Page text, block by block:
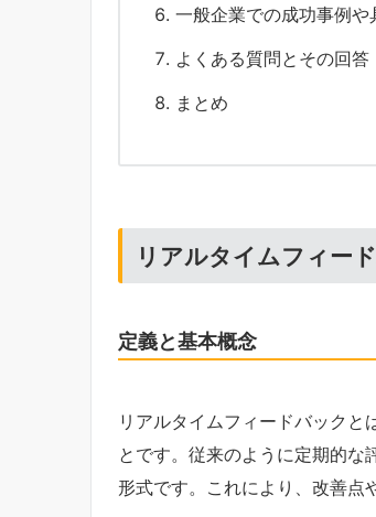
一般企業での成功事例や
よくある質問とその回答
まとめ
リアルタイムフィー
定義と基本概念
リアルタイムフィードバックと
とです。従来のように定期的な
形式です。これにより、改善点